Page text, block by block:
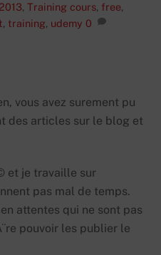
,Training cours, free,
, training, udemy 0
vous avez surement pu
des articles sur le blog et
et je travaille sur
pas mal de temps.
attentes qui ne sont pas
pouvoir les publier le